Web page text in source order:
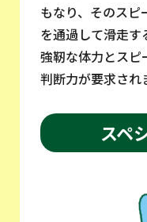
もなり、そのスピ
を通過して滑走す
強靭な体力とスピ
判断力が要求され
スペ